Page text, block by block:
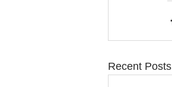
Recent Posts